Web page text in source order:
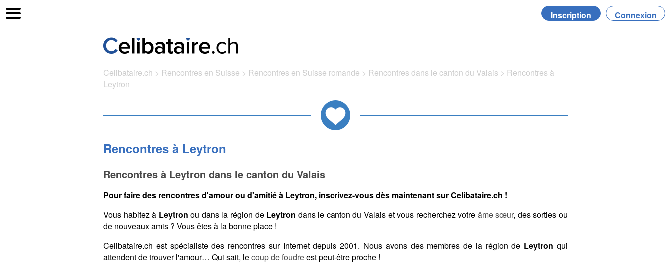
Inscription Connexion
Celibataire.ch > Rencontres en Suisse > Rencontres en Suisse romande > Rencontres dans le canton du Valais > Rencontres à
Leytron
Rencontres à Leytron
Rencontres à Leytron dans le canton du Valais
Pour faire des rencontres d'amour ou d'amitié à Leytron, inscrivez-vous dès maintenant sur Celibataire.ch !
Vous habitez à Leytron ou dans la région de Leytron dans le canton du Valais et vous recherchez votre âme sœur, des sorties ou
de nouveaux amis ? Vous êtes à la bonne place !
Celibataire.ch est spécialiste des rencontres sur Internet depuis 2001. Nous avons des membres de la région de Leytron qui
attendent de trouver l'amour… Qui sait, lecoup de foudreest peut-être proche !